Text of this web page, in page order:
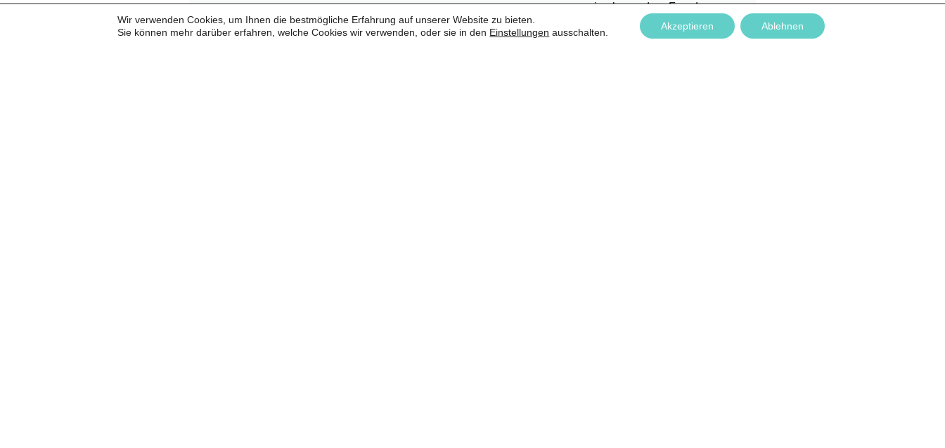
Zusammenarbeit. Für die
großem Engagement. Dafür
eine besondere Freude,
diese Partnerschaft
Wir verwenden Cookies, um Ihnen die bestmögliche Erfahrung auf unserer Website zu bieten.
Sie können mehr darüber erfahren, welche Cookies wir verwenden, oder sie in den Einstellungen ausschalten.
Akzeptieren Ablehnen